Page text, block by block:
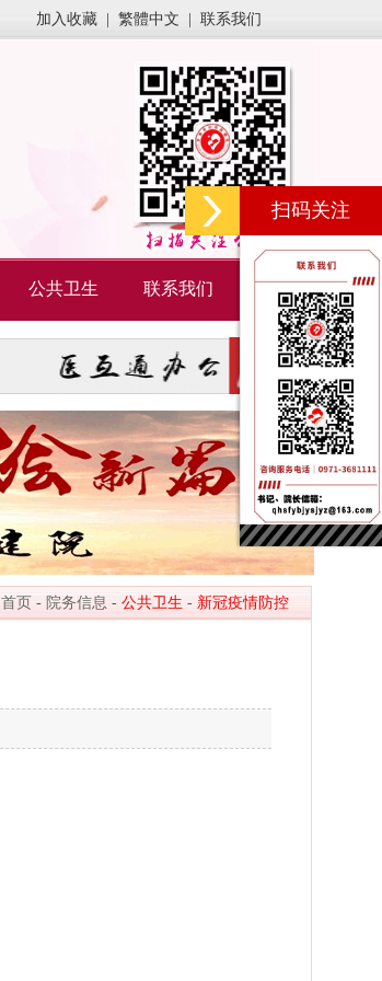
加入收藏 繁體中文 联系我们
公共卫生 联系我们
首页 - 院务信息 - 公共卫生 - 新冠疫情防控
扫码关注